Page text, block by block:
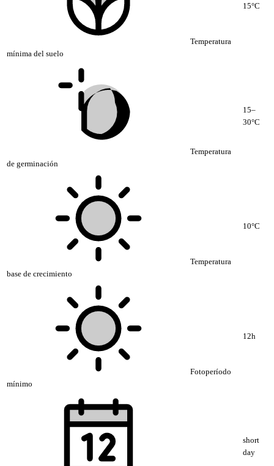
Temperatura
mínima del suelo
15°C
Temperatura
de germinación
15–
30°C
Temperatura
base de crecimiento
10°C
Fotoperíodo
mínimo
12h
short
day